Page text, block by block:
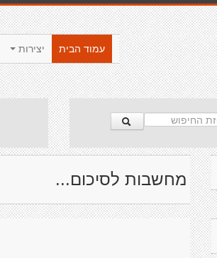
יצירות
עמוד הבית
מחשבות לסיכום...